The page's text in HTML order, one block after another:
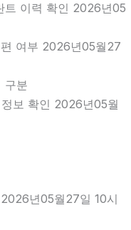
트 이력 확인 2026년05
여부 2026년05월27
구분
보 확인 2026년05월
년05월27일 10시